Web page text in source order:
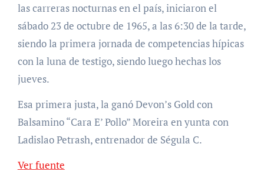
las carreras nocturnas en el país, iniciaron el
sábado 23 de octubre de 1965, a las 6:30 de la tarde,
siendo la primera jornada de competencias hípicas
con la luna de testigo, siendo luego hechas los
jueves.
Esa primera justa, la ganó Devon’s Gold con
Balsamino “Cara E’ Pollo” Moreira en yunta con
Ladislao Petrash, entrenador de Ségula C.
Ver fuente